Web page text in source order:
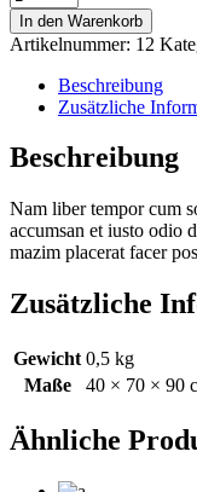
In den Warenkorb
Artikelnummer: 12
Beschreibung
Zusätzliche
Beschreibung
Nam liber tempor cum
accumsan et iusto odio
mazim placerat facer
Zusätzliche
Gewicht 0,5 kg
Maße
40 × 70 × 90
Ähnliche